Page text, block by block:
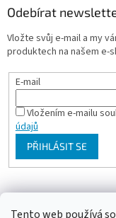
Tento web používá
Odebírat
Vložte svůj e-mail a my
produktech na našem e-
E-mail
Vložením e-mailu
údajů
PŘIHLÁSIT SE